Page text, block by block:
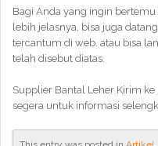
Bagi Anda yang ingin
lebih jelasnya, bisa juga
tercantum di web. atau bisa
telah disebut diatas.
Supplier Bantal Leher Kirim
segera untuk informasi